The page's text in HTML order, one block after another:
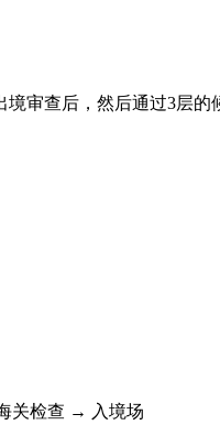
审查后，然后通过3层的
关检查 → 入境场